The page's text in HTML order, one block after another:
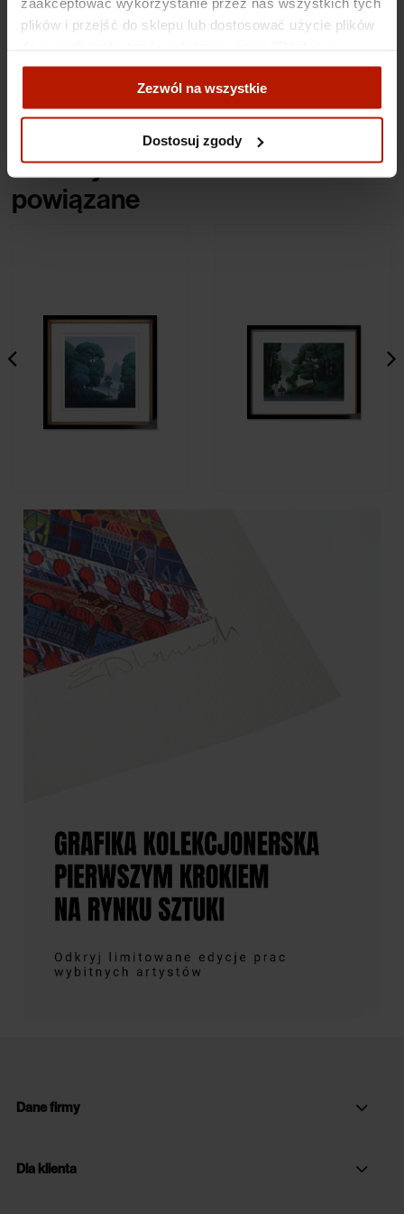
plików i przejść do sklepu lub dostosować użycie plików
zgody".
Więcej o plikach cookies przeczytasz w naszej Polityce
Zezwól na wszystkie
Dostosuj zgody
Obiekty
powiązane
Agnieszka Zabrodzka - Hop!
790,00 zł
Dane firmy
Dla klienta